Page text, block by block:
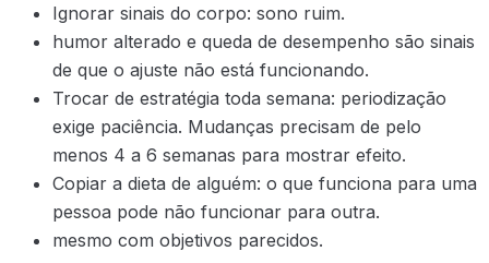
Ignorar sinais do corpo: sono ruim.
humor alterado e queda de desempenho são sinais
de que o ajuste não está funcionando.
Trocar de estratégia toda semana: periodização
exige paciência. Mudanças precisam de pelo
menos 4 a 6 semanas para mostrar efeito.
Copiar a dieta de alguém: o que funciona para uma
pessoa pode não funcionar para outra.
mesmo com objetivos parecidos.